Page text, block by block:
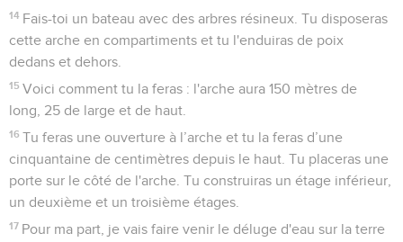
14 Fais-toi un bateau avec des arbres résineux. Tu disposeras
cette arche en compartiments et tu l'enduiras de poix
dedans et dehors.
15 Voici comment tu la feras : l'arche aura 150 mètres de
long, 25 de large et de haut.
16 Tu feras une ouverture à l’arche et tu la feras d’une
cinquantaine de centimètres depuis le haut. Tu placeras une
porte sur le côté de l'arche. Tu construiras un étage inférieur,
un deuxième et un troisième étages.
17 Pour ma part, je vais faire venir le déluge d'eau sur la terre